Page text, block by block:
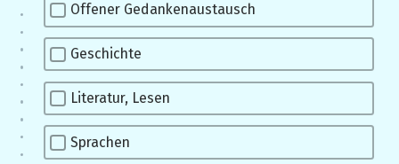
Offener Gedankenaustausch
Geschichte
Literatur, Lesen
Sprachen